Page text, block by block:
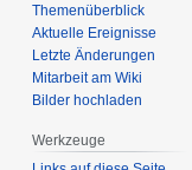
Themenüberblick
Aktuelle Ereignisse
Letzte Änderungen
Mitarbeit am Wiki
Bilder hochladen
Werkzeuge